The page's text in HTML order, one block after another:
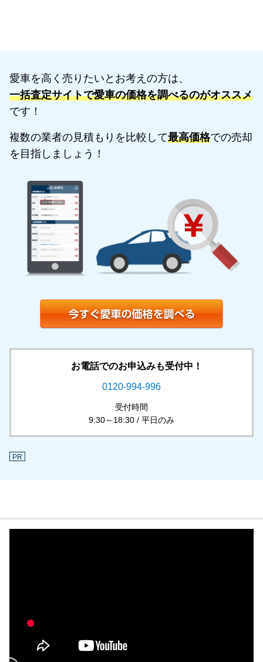
愛車を高く売りたいとお考えの方は、
一括査定サイトで愛車の価格を調べるのがオススメ
です！
複数の業者の見積もりを比較して最高価格での売却
を目指しましょう！
お電話でのお申込みも受付中！
0120-994-996
受付時間
9:30～18:30 / 平日のみ
PR